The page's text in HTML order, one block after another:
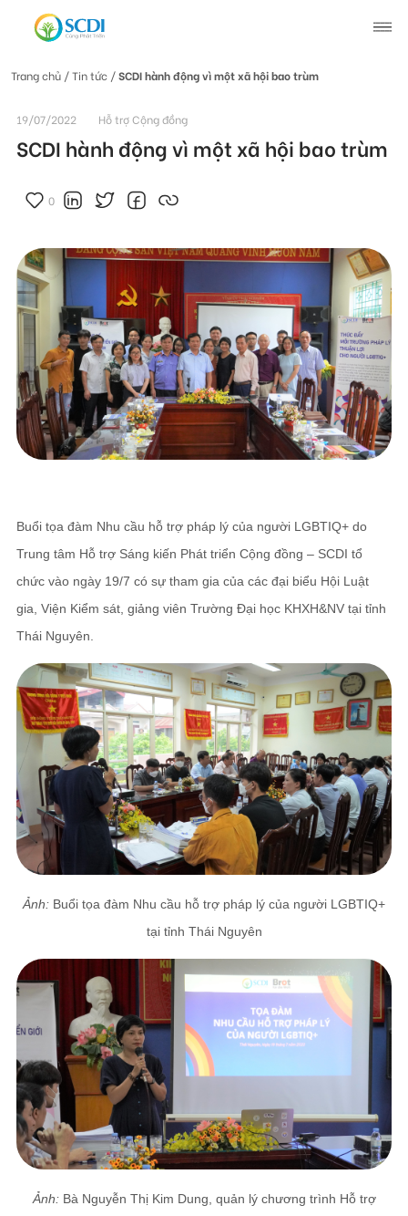
Giới thiệu về SCDI
Hoạt động của SCDI
Tin tức
Tin tức chung
Tin hoạt động
Câu chuyện thay đổi
Tuyển dụng
Tài liệu
Liên hệ
TRUNG TÂM HỖ TRỢ SÁNG KIẾN PHÁT TRIỂN CỘNG ĐỒNG
Số 9, ngõ 165/30 Thái Hà, phường Đống Đa, thành phố Hà Nội, Việt Nam
Điện thoại: +84-24-3572 0689
Fax: +84-24-3572 0689
Email: scdi@scdi.org.vn
Trang chủ / Tin tức /SCDI hành động vì một xã hội bao trùm
19/07/2022 Hỗ trợ Cộng đồng
SCDI hành động vì một xã hội bao trùm
0
Buổi tọa đàm Nhu cầu hỗ trợ pháp lý của người LGBTIQ+ do
Trung tâm Hỗ trợ Sáng kiến Phát triển Cộng đồng – SCDI tổ
chức vào ngày 19/7 có sự tham gia của các đại biểu Hội Luật
gia, Viện Kiểm sát, giảng viên Trường Đại học KHXH&NV tại tỉnh
Thái Nguyên.
Ảnh: Buổi tọa đàm Nhu cầu hỗ trợ pháp lý của người LGBTIQ+
tại tỉnh Thái Nguyên
Ảnh:Bà Nguyễn Thị Kim Dung, quản lý chương trình Hỗ trợ